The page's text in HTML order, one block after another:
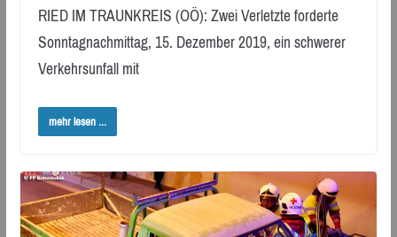
RIED IM TRAUNKREIS (OÖ): Zwei Verletzte forderte
Sonntagnachmittag, 15. Dezember 2019, ein schwerer
Verkehrsunfall mit
mehr lesen ...